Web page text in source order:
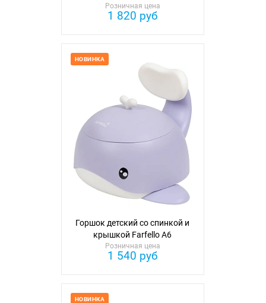
Розничная цена
1 820 руб
НОВИНКА
Горшок детский со спинкой и
крышкой Farfello A6
Розничная цена
1 540 руб
НОВИНКА